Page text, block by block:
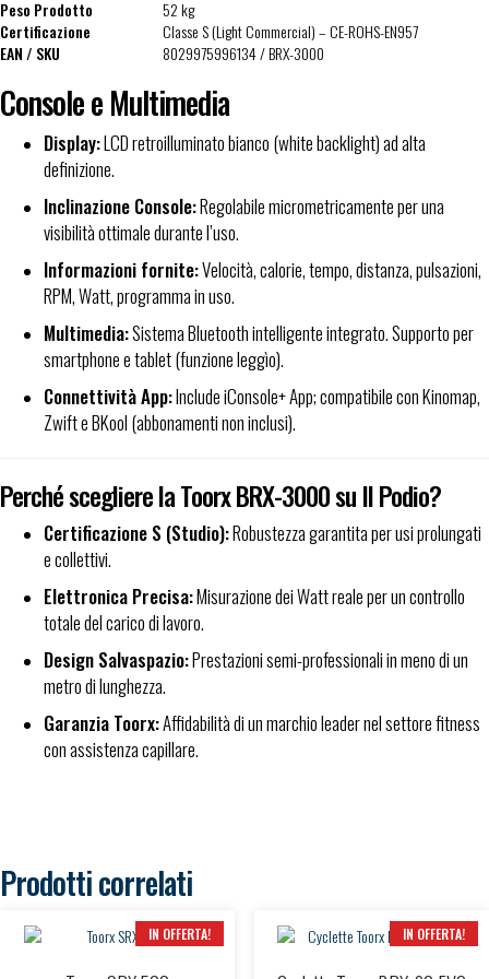
Peso Prodotto
52 kg
Certificazione
Classe S (Light Commercial) – CE-ROHS-EN957
EAN / SKU
8029975996134 / BRX-3000
Console e Multimedia
Display:LCD retroilluminato bianco (white backlight) ad alta
definizione.
Inclinazione Console:Regolabile micrometricamente per una
visibilità ottimale durante l’uso.
Informazioni fornite:Velocità, calorie, tempo, distanza, pulsazioni,
RPM, Watt, programma in uso.
Multimedia:Sistema Bluetooth intelligente integrato. Supporto per
smartphone e tablet (funzione leggìo).
Connettività App:Include iConsole+ App; compatibile con Kinomap,
Zwift e BKool (abbonamenti non inclusi).
Perché scegliere la Toorx BRX-3000 su Il Podio?
Certificazione S (Studio):Robustezza garantita per usi prolungati
e collettivi.
Elettronica Precisa:Misurazione dei Watt reale per un controllo
totale del carico di lavoro.
Design Salvaspazio:Prestazioni semi-professionali in meno di un
metro di lunghezza.
Garanzia Toorx:Affidabilità di un marchio leader nel settore fitness
con assistenza capillare.
Prodotti correlati
IN OFFERTA! IN OFFERTA!